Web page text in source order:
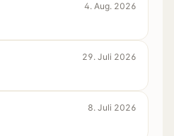
4. Aug. 2026
29. Juli 2026
8. Juli 2026